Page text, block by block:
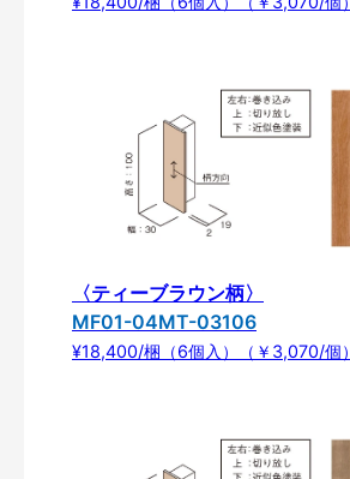
〈ティーブラウン柄〉
MF01-04MT-03106
¥18,400/梱（6個入）（￥3,070/個）